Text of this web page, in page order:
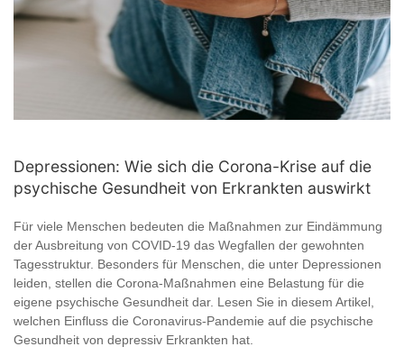
Depressionen: Wie sich die Corona-Krise auf die
psychische Gesundheit von Erkrankten auswirkt
Für viele Menschen bedeuten die Maßnahmen zur Eindämmung
der Ausbreitung von COVID-19 das Wegfallen der gewohnten
Tagesstruktur. Besonders für Menschen, die unter Depressionen
leiden, stellen die Corona-Maßnahmen eine Belastung für die
eigene psychische Gesundheit dar. Lesen Sie in diesem Artikel,
welchen Einfluss die Coronavirus-Pandemie auf die psychische
Gesundheit von depressiv Erkrankten hat.